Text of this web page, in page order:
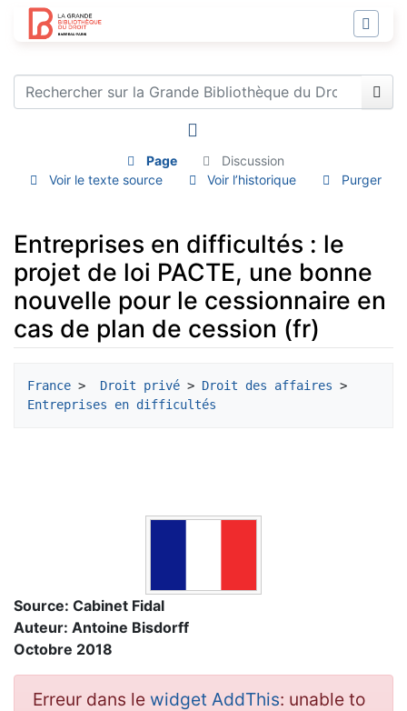
Page
Discussion
Voir le texte source
Voir l’historique Purger
Entreprises en difficultés : le
projet de loi PACTE, une bonne
nouvelle pour le cessionnaire en
cas de plan de cession (fr)
France > Droit privé > Droit des affaires
Entreprises en difficultés
Source: Cabinet Fidal
Auteur: Antoine Bisdorff
Octobre 2018
Erreur dans le widget AddThis: unable to